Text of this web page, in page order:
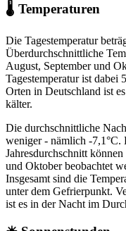
🌡 Temperaturen
Die Tagestemperatur
Überdurchschnittliche
August, September und
Tagestemperatur ist dabei
Orten in Deutschland ist
kälter.
Die durchschnittliche
weniger - nämlich -7,1°C.
Jahresdurchschnitt
und Oktober beobachtet
Insgesamt sind die
unter dem Gefrierpunkt.
ist es in der Nacht im